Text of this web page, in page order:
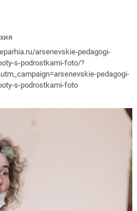
arsenevskie-pedagogi-
s-podrostkami-foto/?
pedagogi-
s-podrostkami-foto